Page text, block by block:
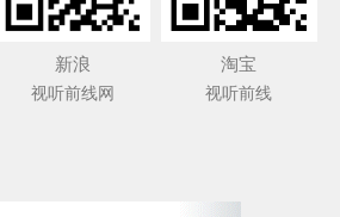
新浪
视听前线网
淘宝
视听前线